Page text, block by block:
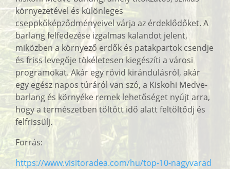
környezetével és különleges
cseppkőképződményeivel várja az érdeklődőket. A
barlang felfedezése izgalmas kalandot jelent,
miközben a környező erdők és patakpartok csendje
és friss levegője tökéletesen kiegészíti a városi
programokat. Akár egy rövid kirándulásról, akár
egy egész napos túráról van szó, a Kiskohi Medve-
barlang és környéke remek lehetőséget nyújt arra,
hogy a természetben töltött idő alatt feltöltődj és
felfrissülj.
Forrás:
https://www.visitoradea.com/hu/top-10-nagyvarad